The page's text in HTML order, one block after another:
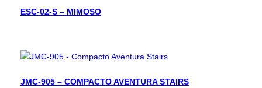
ESC-02-S – MIMOSO
JMC-905 – COMPACTO AVENTURA STAIRS